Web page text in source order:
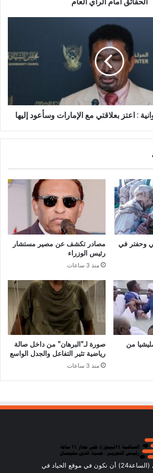
: اعتز بعلاقتي مع الإمارات وسأعود إليها
وحفتر في
مصادر تكشف عن مصير مستشار
رئيس الوزراء
منذ 3 ساعات
من
صورة لـ”البرهان” من داخل صالة
رياضية تثير التفاعل والجدل الواسع
منذ 3 ساعات
اخترنا في (الساعة24) أن نكون في موقع الحياد في